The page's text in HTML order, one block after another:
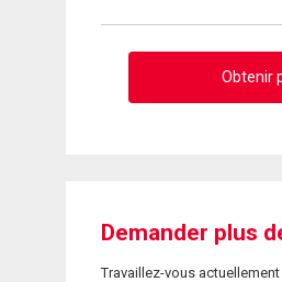
Obtenir
Demander plus
Travaillez-vous